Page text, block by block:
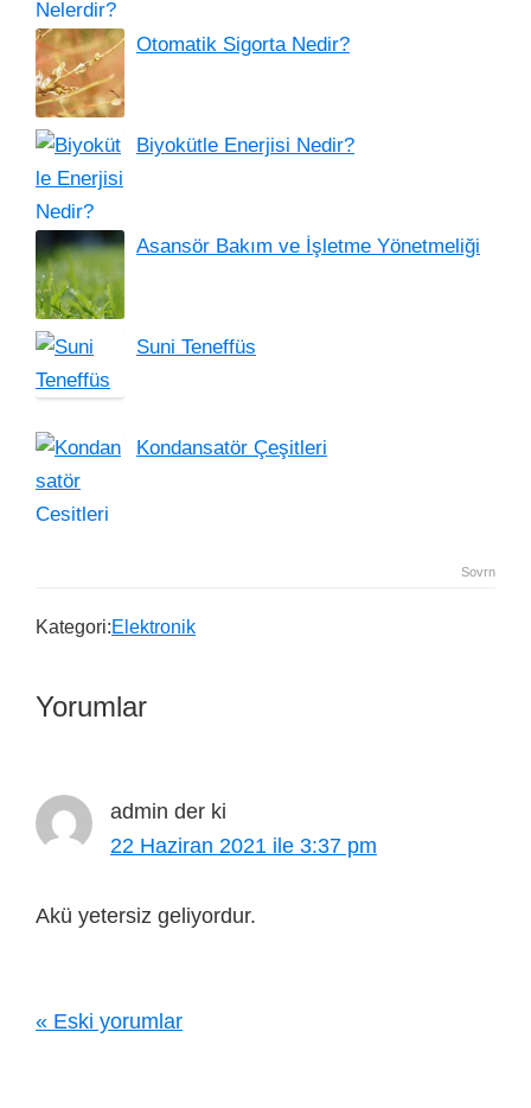
Otomatik Sigorta Nedir?
Biyokütle Enerjisi Nedir?
Asansör Bakım ve İşletme Yönetmeliği
Suni Teneffüs
Kondansatör Çeşitleri
Sovrn
Kategori:Elektronik
Yorumlar
admin der ki
22 Haziran 2021 ile 3:37 pm
Akü yetersiz geliyordur.
« Eski yorumlar